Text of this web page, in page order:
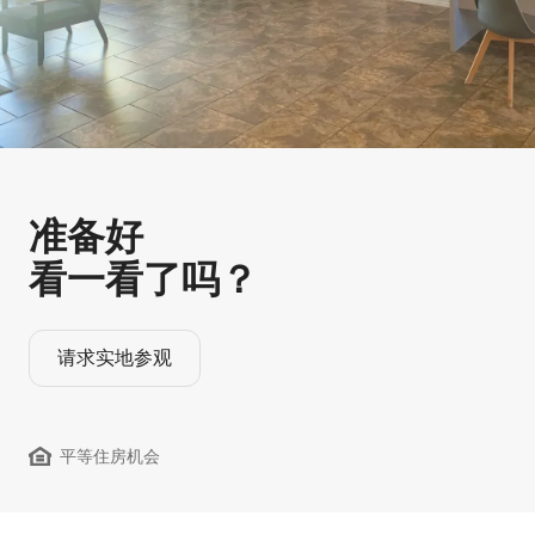
准备好
看一看了吗？
请求实地参观
平等住房机会